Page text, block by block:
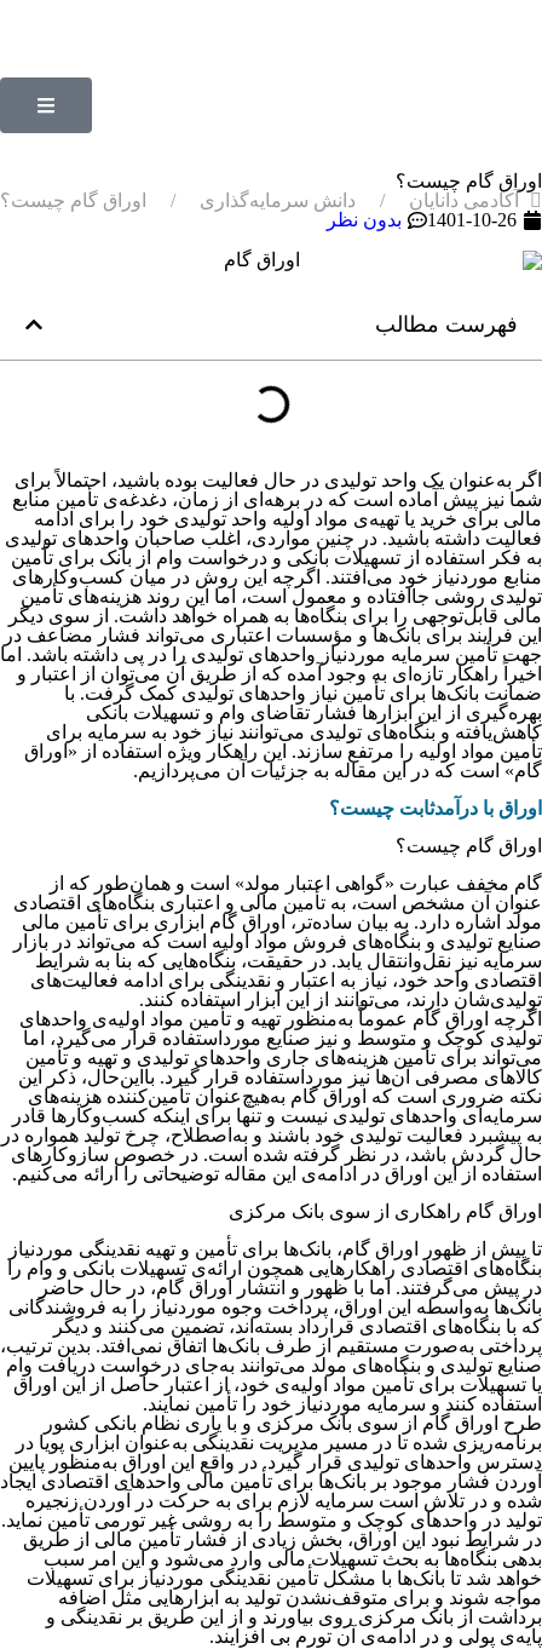
اوراق گام چیست؟
آکادمی دانایان
دانش سرمایه‌گذاری
اوراق گام چیست؟
1401-10-26
بدون نظر
فهرست مطالب
اگر به‌عنوان یک واحد تولیدی در حال فعالیت بوده باشید، احتمالاً برای
شما نیز پیش آماده است که در برهه‌ای از زمان، دغدغه‌ی تأمین منابع
مالی برای خرید یا تهیه‌ی مواد اولیه واحد تولیدی خود را برای ادامه
فعالیت داشته باشید. در چنین مواردی، اغلب صاحبان واحدهای تولیدی
به فکر استفاده از تسهیلات بانکی و درخواست وام از بانک برای تأمین
منابع موردنیاز خود می‌افتند. اگرچه این روش در میان کسب‌وکارهای
تولیدی روشی جاافتاده و معمول است، اما این روند هزینه‌‌‌‌‌‌‌‌‌‌‌‌‌‌‌‌‌‌‌‌‌‌‌‌‌‌‌‌‌‌‌‌‌‌‌‌‌‌‌‌‌‌‌‌‌‌‌‌‌‌‌‌‌‌‌‌‌‌‌‌‌‌‌‌‌‌‌های تأمین
مالی قابل‌توجهی را برای بنگاه‌‌‌‌‌‌‌‌‌‌‌‌‌‌‌‌‌‌‌‌‌‌‌‌‌‌‌‌‌‌‌‌‌‌‌‌‌‌‌‌‌‌‌‌‌‌‌‌‌‌‌‌‌‌‌‌‌‌‌‌‌‌‌‌‌‌‌ها به همراه خواهد داشت. از سوی دیگر
این فرایند برای بانک‌ها و مؤسسات اعتباری می‌تواند فشار مضاعف در
جهت تأمین سرمایه موردنیاز واحدهای تولیدی را در پی داشته باشد. اما
اخیراً راهکار تازه‌ای به وجود آمده که از طریق آن می‌توان از اعتبار و
ضمانت بانک‌ها برای تأمین نیاز واحدهای تولیدی کمک گرفت. با
بهره‌‌‌‌‌‌‌‌‌‌‌‌‌‌‌‌‌‌‌‌‌‌‌‌‌‌‌‌‌‌‌‌‌‌‌‌‌‌‌‌‌‌‌‌‌‌‌‌‌‌‌‌‌‌‌‌‌‌‌‌‌‌‌‌‌‌‌گیری از این ابزارها فشار تقاضای وام و تسهیلات بانکی
کاهش‌یافته و بنگاه‌های تولیدی می‌‌‌‌‌‌‌‌‌‌‌‌‌‌‌‌‌‌‌‌‌‌‌‌‌‌‌‌‌‌‌‌‌‌‌‌‌‌‌‌‌‌‌‌‌‌‌‌‌‌‌‌‌‌‌‌‌‌‌‌‌‌‌‌‌‌‌توانند نیاز خود به سرمایه برای
تأمین مواد اولیه را مرتفع سازند. این راهکار ویژه استفاده از «اوراق
گام» است که در این مقاله به جزئیات آن می‌پردازیم.
اوراق با درآمدثابت چیست؟
اوراق گام چیست؟
گام مخفف عبارت «گواهی اعتبار مولد» است و همان‌‌‌‌‌‌‌‌‌‌‌‌‌‌‌‌‌‌‌‌‌‌‌‌‌‌‌‌‌‌‌‌‌‌‌‌‌‌‌‌‌‌‌‌‌‌‌‌‌‌‌‌‌‌‌‌‌‌‌‌‌‌‌‌‌‌‌طور که از
عنوان آن مشخص است، به تأمین مالی و اعتباری بنگاه‌های اقتصادی
مولد اشاره دارد. به بیان ساده‌تر، اوراق گام ابزاری برای تأمین مالی
صنایع تولیدی و بنگاه‌های فروش مواد اولیه است که می‌تواند در بازار
سرمایه نیز نقل‌وانتقال یابد. در حقیقت، بنگاه‌هایی که بنا به شرایط
اقتصادی واحد خود، نیاز به اعتبار و نقدینگی برای ادامه فعالیت‌های
تولیدی‌شان دارند، می‌‌‌‌‌‌‌‌‌‌‌‌‌‌‌‌‌‌‌‌‌‌‌‌‌‌‌‌‌‌‌‌‌‌‌‌‌‌‌‌‌‌‌‌‌‌‌‌‌‌‌‌‌‌‌‌‌‌‌‌‌‌‌‌‌‌‌توانند از این ابزار استفاده کنند.
اگرچه اوراق گام عموماً به‌منظور تهیه و تأمین مواد اولیه‌ی واحدهای
تولیدی کوچک و متوسط و نیز صنایع مورداستفاده قرار می‌گیرد، اما
می‌تواند برای تأمین هزینه‌های جاری واحدهای تولیدی و تهیه و تأمین
کالاهای مصرفی آن‌ها نیز مورداستفاده قرار گیرد. بااین‌حال، ذکر این
نکته ضروری است که اوراق گام به‌هیچ‌عنوان تأمین‌کننده هزینه‌های
سرمایه‌ای واحد‌های تولیدی نیست و تنها برای اینکه کسب‌وکارها قادر
به پیشبرد فعالیت تولیدی خود باشند و به‌اصطلاح، چرخ تولید همواره در
حال گردش باشد، در نظر گرفته شده است. در خصوص سازوکارهای
استفاده از این اوراق در ادامه‌‌‌‌‌‌‌‌‌‌‌‌‌‌‌‌‌‌‌‌‌‌‌‌‌‌‌‌‌‌‌‌‌‌‌‌‌‌‌‌‌‌‌‌‌‌‌‌‌‌‌‌‌‌‌‌‌‌‌‌‌‌‌‌‌‌‌ی این مقاله توضیحاتی را ارائه می‌‌‌‌‌‌‌‌‌‌‌‌‌‌‌‌‌‌‌‌‌‌‌‌‌‌‌‌‌‌‌‌‌‌‌‌‌‌‌‌‌‌‌‌‌‌‌‌‌‌‌‌‌‌‌‌‌‌‌‌‌‌‌‌‌‌‌کنیم.
اوراق گام راهکاری از سوی بانک مرکزی
تا پیش از ظهور اوراق گام، بانک‌ها برای تأمین و تهیه نقدینگی موردنیاز
بنگاه‌های اقتصادی راهکارهایی همچون ارائه‌ی تسهیلات بانکی و وام را
در پیش می‌گرفتند. اما با ظهور و انتشار اوراق گام، در حال حاضر
بانک‌ها به‌واسطه این اوراق، پرداخت وجوه موردنیاز را به فروشندگانی
که با بنگاه‌های اقتصادی قرارداد بسته‌اند، تضمین می‌کنند و دیگر
پرداختی به‌صورت مستقیم از طرف بانک‌ها اتفاق نمی‌افتد. بدین ترتیب،
صنایع تولیدی و بنگاه‌های مولد می‌توانند به‌جای درخواست دریافت وام
یا تسهیلات برای تأمین مواد اولیه‌ی خود، از اعتبار حاصل از این اوراق
استفاده کنند و سرمایه موردنیاز خود را تأمین نمایند.
طرح اوراق گام از سوی بانک مرکزی و با یاری نظام بانکی کشور
برنامه‌ریزی شده تا در مسیر مدیریت نقدینگی به‌عنوان ابزاری پویا در
دسترس واحدهای تولیدی قرار گیرد. در واقع این اوراق به‌منظور پایین
آوردن فشار موجود بر بانک‌ها برای تأمین مالی واحدهای اقتصادی ایجاد
شده و در تلاش است سرمایه لازم برای به حرکت در آوردن زنجیره
تولید در واحدهای کوچک و متوسط را به روشی غیر تورمی تأمین نماید.
در شرایط نبود این اوراق، بخش زیادی از فشار تأمین مالی از طریق
بدهی بنگاه‌‌‌‌‌‌‌‌‌‌‌‌‌‌‌‌‌‌‌‌‌‌‌‌‌‌‌‌‌‌‌‌‌‌‌‌‌‌‌‌‌‌‌‌‌‌‌‌‌‌‌‌‌‌‌‌‌‌‌‌‌‌‌‌‌‌‌ها به بحث تسهیلات مالی وارد می‌‌‌‌‌‌‌‌‌‌‌‌‌‌‌‌‌‌‌‌‌‌‌‌‌‌‌‌‌‌‌‌‌‌‌‌‌‌‌‌‌‌‌‌‌‌‌‌‌‌‌‌‌‌‌‌‌‌‌‌‌‌‌‌‌‌‌شود و این امر سبب
خواهد شد تا بانک‌‌‌‌‌‌‌‌‌‌‌‌‌‌‌‌‌‌‌‌‌‌‌‌‌‌‌‌‌‌‌‌‌‌‌‌‌‌‌‌‌‌‌‌‌‌‌‌‌‌‌‌‌‌‌‌‌‌‌‌‌‌‌‌‌‌‌ها با مشکل تأمین نقدینگی موردنیاز برای تسهیلات
مواجه شوند و برای متوقف‌نشدن تولید به ابزارهایی مثل اضافه
برداشت از بانک مرکزی روی بیاورند و از این طریق بر نقدینگی و
پایه‌‌‌‌‌‌‌‌‌‌‌‌‌‌‌‌‌‌‌‌‌‌‌‌‌‌‌‌‌‌‌‌‌‌‌‌‌‌‌‌‌‌‌‌‌‌‌‌‌‌‌‌‌‌‌‌‌‌‌‌‌‌‌‌‌‌‌ی پولی و در ادامه‌‌‌‌‌‌‌‌‌‌‌‌‌‌‌‌‌‌‌‌‌‌‌‌‌‌‌‌‌‌‌‌‌‌‌‌‌‌‌‌‌‌‌‌‌‌‌‌‌‌‌‌‌‌‌‌‌‌‌‌‌‌‌‌‌‌‌ی آن تورم بی افزایند.